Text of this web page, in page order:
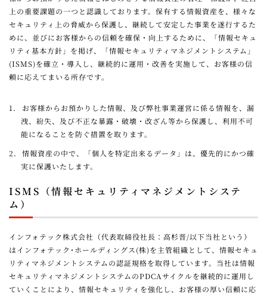
上の重要課題の一つと認識しております。保有する情報資産を、様々な
セキュリティ上の脅威から保護し、継続して安定した事業を遂行するた
めに、並びにお客様からの信頼を確保・向上するために、「情報セキュ
リティ基本方針」を掲げ、「情報セキュリティマネジメントシステム」
(ISMS)を確立・導入し、継続的に運用・改善を実施して、お客様の信
頼に応えてまいる所存です。
1．
お客様からお預かりした情報、及び弊社事業運営に係る情報を、漏
洩、紛失、及び不正な暴露・破壊・改ざん等から保護し、利用不可
能になることを防ぐ措置を取ります。
2． 情報資産の中で、「個人を特定出来るデータ」は、優先的にかつ確
実に保護いたします。
ISMS（情報セキュリティマネジメントシステ
ム）
インフォテック株式会社（代表取締役社長：高杉晋/以下当社という）
はインフォテック･ホールディングス(株)を主管組織として、情報セキュ
リティマネジメントシステムの認証規格を取得しています。当社は情報
セキュリティマネジメントシステムのPDCAサイクルを継続的に運用し
ていくことにより、情報セキュリティを強化し、お客様の厚い信頼に応